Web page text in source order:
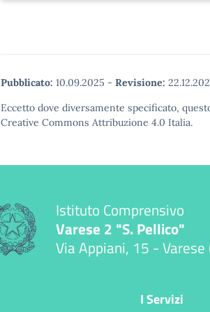
Pubblicato: 10.09.2025 - Revisione:
Eccetto dove diversamente specificato,
Creative Commons Attribuzione 4.0 Italia.
Istituto Comprensivo
Varese 2 "S. Pellico"
Via Appiani, 15 - Varese
I Servizi